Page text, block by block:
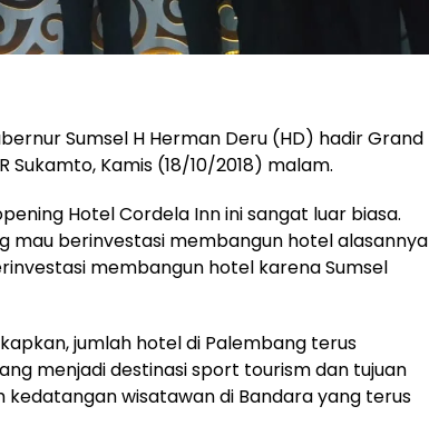
Sumsel H Herman Deru (HD) hadir Grand
Sukamto, Kamis (18/10/2018) malam.
Hotel Cordela Inn ini sangat luar biasa.
mau berinvestasi membangun hotel alasannya
membangun hotel karena Sumsel
jumlah hotel di Palembang terus
menjadi destinasi sport tourism dan tujuan
wisatawan di Bandara yang terus